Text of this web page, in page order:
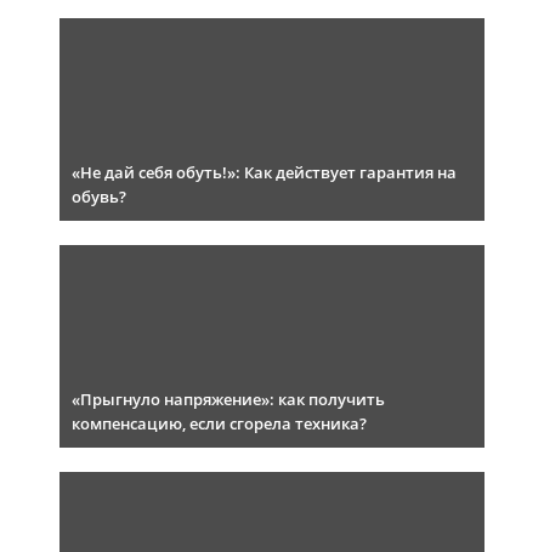
«Не дай себя обуть!»: Как действует гарантия на
обувь?
«Прыгнуло напряжение»: как получить
компенсацию, если сгорела техника?